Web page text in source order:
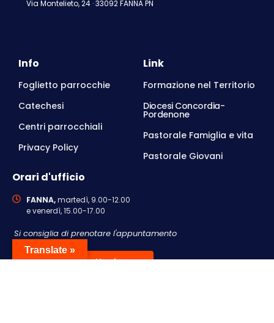
Via Montelieto, 24 · 33092 FANNA PN
Info
Foglietto parrocchie
Catechesi
Centri parrocchiali
Privacy Policy
Link
Formazione nel Territorio
Diocesi Concordia-
Pordenone
Pastorale Famiglia e vita
Pastorale Giovani
Orari d'ufficio
FANNA,martedì, 9.00-12.00
e venerdì, 15.00-17.00
Si consiglia di prenotare l'appuntamento
Contattaci
Translate »